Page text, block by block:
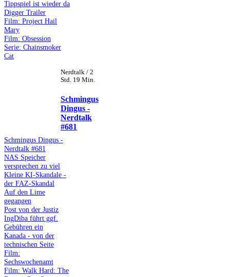
Tippspiel ist wieder da
Digger Trailer
Film: Project Hail
Mary
Film: Obsession
Serie: Chainsmoker
Cat
Nerdtalk / 2
Std. 19 Min.
Schmingus
Dingus -
Nerdtalk
#681
Schmingus Dingus -
Nerdtalk #681
NAS Speicher
versprechen zu viel
Kleine KI-Skandale -
der FAZ-Skandal
Auf den Lime
gegangen
Post von der Justiz
IngDiba führt ggf.
Gebühren ein
Kanada - von der
technischen Seite
Film:
Sechswochenamt
Film: Walk Hard: The